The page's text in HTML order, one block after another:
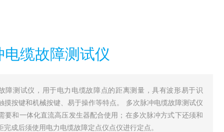
缆故障测试仪
障测试仪，用于电力电缆故障点的距离测量，具有波形易于识
摸按键和机械按键、易于操作等特点。 多次脉冲电缆故障测试仪
要和一体化直流高压发生器配合使用；在多次脉冲方式下还须和
成后须使用电力电缆故障定点仪点仪进行定点。